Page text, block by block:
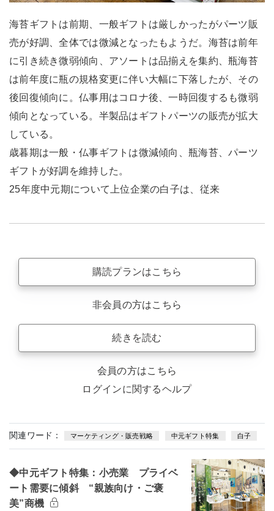
海苔ギフトは前期、一般ギフトは厳しかったがパーツ販
売が好調、全体では微減となったもようだ。海苔は前年
に引き続き微弱傾向、アソートは品揃えを集約、瓶海苔
は前年度に瓶の規格変更に伴い大幅に下落したが、その
後回復傾向に。仏事用はコロナ後、一時回復するも微弱
傾向となっている。半製品はギフトパーツの販売が拡大
している。
歳暮期は一般・仏事ギフトは微減傾向、瓶海苔、パーツ
ギフトが好調を維持した。
25年度中元期について上位企業の白子は、従来
購読プランはこちら
非会員の方はこちら
続きを読む
会員の方はこちら
ログインに関するヘルプ
関連ワード： マーケティング・販売戦略 中元ギフト特集 白子
◆中元ギフト特集：小売業 プライベ
ート需要に傾斜 “親族向け・ご褒
美”商機